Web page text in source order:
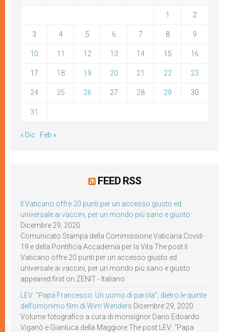
1 2
3 4 5 6 7 8 9
10 11 12 13 14 15 16
17 18 19 20 21 22 23
24 25 26 27 28 29 30
31
« Dic Feb »
FEED RSS
Il Vaticano offre 20 punti per un accesso giusto ed
universale ai vaccini, per un mondo più sano e giusto
Dicembre 29, 2020
Comunicato Stampa della Commissione Vaticana Covid-
19 e della Pontificia Accademia per la Vita The post Il
Vaticano offre 20 punti per un accesso giusto ed
universale ai vaccini, per un mondo più sano e giusto
appeared first on ZENIT - Italiano.
LEV: “Papa Francesco. Un uomo di parola”, dietro le quinte
dell’omonimo film di Wim Wenders Dicembre 29, 2020
Volume fotografico a cura di monsignor Dario Edoardo
Viganò e Gianluca della Maggiore The post LEV: “Papa